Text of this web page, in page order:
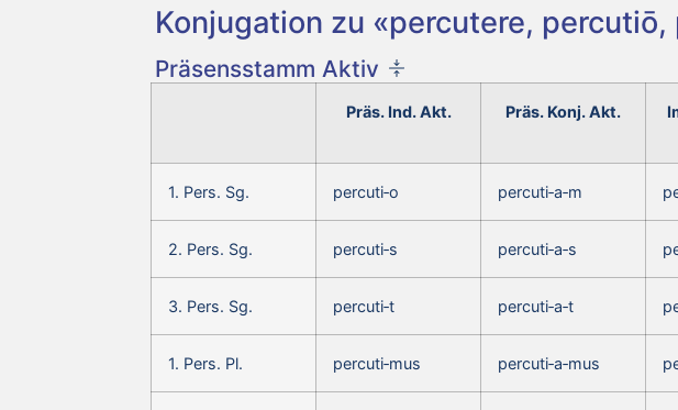
Konjugation zu «percutere,
Präsensstamm Aktiv
Präs. Ind. Akt. Präs. Konj. Akt.
1. Pers. Sg. percuti‑o percuti‑a‑m
2. Pers. Sg. percuti‑s percuti‑a‑s
3. Pers. Sg. percuti‑t percuti‑a‑t
1. Pers. Pl. percuti‑mus percuti‑a‑mus